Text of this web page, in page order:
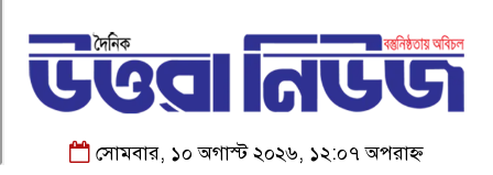
সোমবার, ১০ অগাস্ট ২০২৬, ১২:০৭ অপরাহ্ন